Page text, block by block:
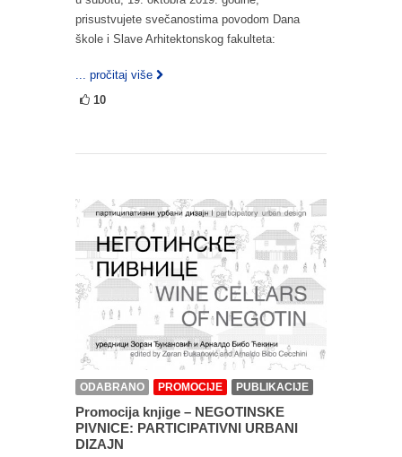
prisustvujete svečanostima povodom Dana
škole i Slave Arhitektonskog fakulteta:
... pročitaj više
10
ODABRANO PROMOCIJE PUBLIKACIJE
Promocija knjige – NEGOTINSKE
PIVNICE: PARTICIPATIVNI URBANI
DIZAJN